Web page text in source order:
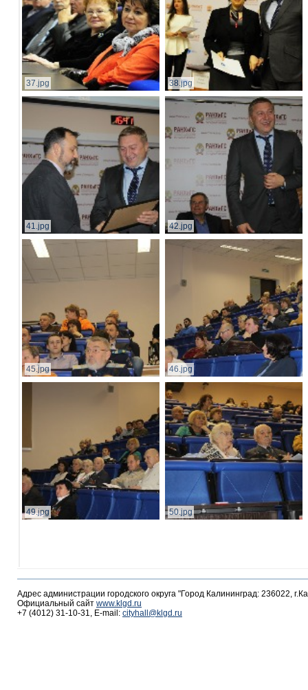
37.jpg 38.jpg
41.jpg 42.jpg
45.jpg 46.jpg
49.jpg 50.jpg
Адрес администрации городского округа "Город Калининград: 236022,
Официальный сайт www.klgd.ru
+7 (4012) 31-10-31, E-mail: cityhall@klgd.ru